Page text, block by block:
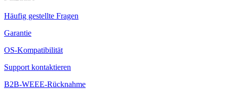
Häufig gestellte Fragen
Garantie
OS-Kompatibilität
Support kontaktieren
B2B-WEEE-Rücknahme